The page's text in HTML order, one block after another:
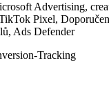
Advertising,
Pixel,
Ads Defender
Tracking